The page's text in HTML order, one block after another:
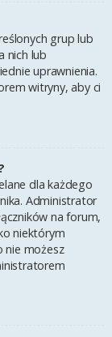
grup lub
nich lub
uprawnienia.
witryny, aby ci
dla każdego
Administrator
na forum,
niektórym
nie możesz